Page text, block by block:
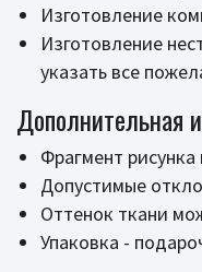
Изготовление
Изготовление
указать все
Дополнительная
Фрагмент
Допустимые
Оттенок ткани
Упаковка -